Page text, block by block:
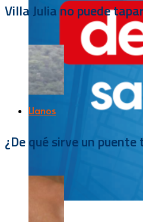
Villa Julia no puede
Llanos
¿De qué sirve un